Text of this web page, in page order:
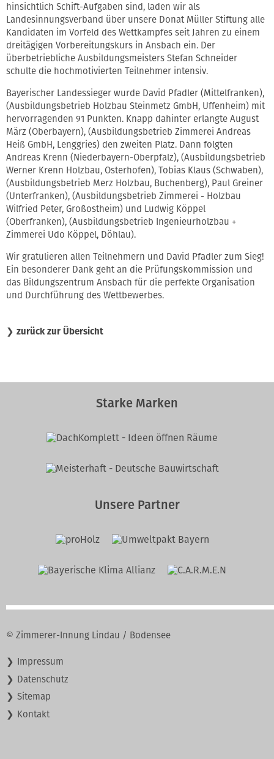
hinsichtlich Schift-Aufgaben sind, laden wir als
Landesinnungsverband über unsere Donat Müller Stiftung alle
Kandidaten im Vorfeld des Wettkampfes seit Jahren zu einem
dreitägigen Vorbereitungskurs in Ansbach ein. Der
überbetriebliche Ausbildungsmeisters Stefan Schneider
schulte die hochmotivierten Teilnehmer intensiv.
Bayerischer Landessieger wurde David Pfadler (Mittelfranken),
(Ausbildungsbetrieb Holzbau Steinmetz GmbH, Uffenheim) mit
hervorragenden 91 Punkten. Knapp dahinter erlangte August
März (Oberbayern), (Ausbildungsbetrieb Zimmerei Andreas
Heiß GmbH, Lenggries) den zweiten Platz. Dann folgten
Andreas Krenn (Niederbayern-Oberpfalz), (Ausbildungsbetrieb
Werner Krenn Holzbau, Osterhofen), Tobias Klaus (Schwaben),
(Ausbildungsbetrieb Merz Holzbau, Buchenberg), Paul Greiner
(Unterfranken), (Ausbildungsbetrieb Zimmerei - Holzbau
Wilfried Peter, Großostheim) und Ludwig Köppel
(Oberfranken), (Ausbildungsbetrieb Ingenieurholzbau +
Zimmerei Udo Köppel, Döhlau).
Wir gratulieren allen Teilnehmern und David Pfadler zum Sieg!
Ein besonderer Dank geht an die Prüfungskommission und
das Bildungszentrum Ansbach für die perfekte Organisation
und Durchführung des Wettbewerbes.
❯ zurück zur Übersicht
Starke Marken
Unsere Partner
© Zimmerer-Innung Lindau / Bodensee
Navigation
Impressum
Datenschutz
Sitemap
Kontakt